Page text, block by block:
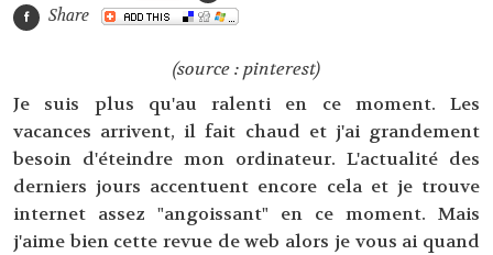
Share
(source : pinterest)
Je suis plus qu'au ralenti en ce moment. Les
vacances arrivent, il fait chaud et j'ai grandement
besoin d'éteindre mon ordinateur. L'actualité des
derniers jours accentuent encore cela et je trouve
internet assez "angoissant" en ce moment. Mais
j'aime bien cette revue de web alors je vous ai quand